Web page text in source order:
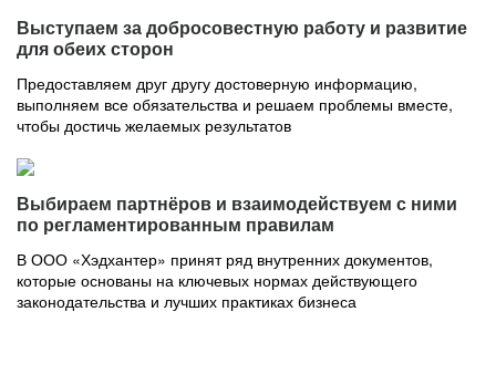
Выступаем за добросовестную работу и развитие
для обеих сторон
Предоставляем друг другу достоверную информацию,
выполняем все обязательства и решаем проблемы вместе,
чтобы достичь желаемых результатов
Выбираем партнёров и взаимодействуем с ними
по регламентированным правилам
В ООО «Хэдхантер» принят ряд внутренних документов,
которые основаны на ключевых нормах действующего
законодательства и лучших практиках бизнеса